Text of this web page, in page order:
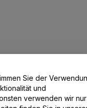
Sie der
und